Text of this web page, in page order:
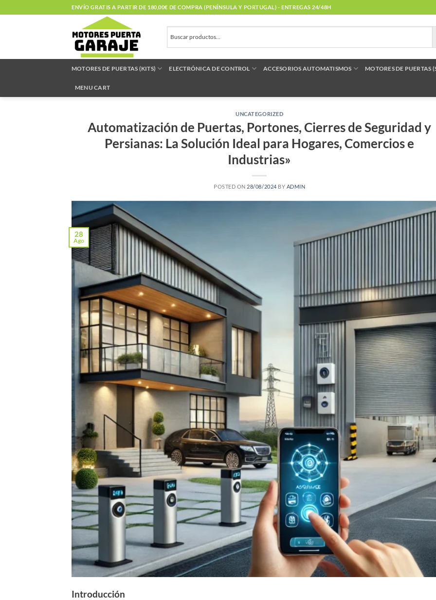
al
ENVÍO GRATIS A PARTIR DE 180,00€ DE COMPRA (PENÍNSULA Y PORTUGAL) - ENTREGAS 24/48H
MOTORES DE PUERTAS (KITS) ELECTRÓNICA DE CONTROL ACCESORIOS AUTOMATISMOS MOTORES DE PUERTAS
MENU CART
UNCATEGORIZED
Automatización de Puertas, Portones, Cierres de Seguridad y
Persianas: La Solución Ideal para Hogares, Comercios e
Industrias»
POSTED ON 28/08/2024 BY ADMIN
28
Ago
Introducción